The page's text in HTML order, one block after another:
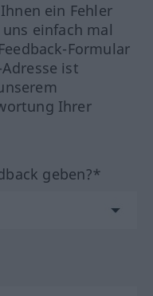
ein Fehler
einfach mal
Formular
ist
Ihrer
geben?*